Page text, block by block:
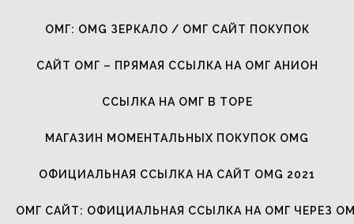
ОМГ: OMG ЗЕРКАЛО / ОМГ САЙТ ПОКУПОК
САЙТ ОМГ – ПРЯМАЯ ССЫЛКА НА ОМГ АНИОН
ССЫЛКА НА ОМГ В ТОРЕ
МАГАЗИН МОМЕНТАЛЬНЫХ ПОКУПОК OMG
ОФИЦИАЛЬНАЯ ССЫЛКА НА САЙТ OMG 2021
ОМГ САЙТ: ОФИЦИАЛЬНАЯ ССЫЛКА НА ОМГ ЧЕРЕЗ